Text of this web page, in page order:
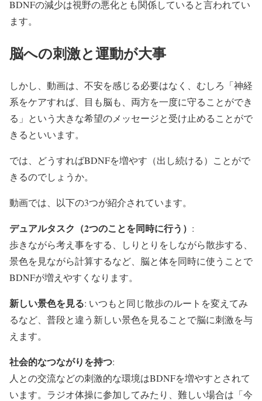
BDNFの減少は視野の悪化とも関係していると言われてい
ます。
脳への刺激と運動が大事
しかし、動画は、不安を感じる必要はなく、むしろ「神経
系をケアすれば、目も脳も、両方を一度に守ることができ
る」という大きな希望のメッセージと受け止めることがで
きるといいます。
では、どうすればBDNFを増やす（出し続ける）ことがで
きるのでしょうか。
動画では、以下の3つが紹介されています。
デュアルタスク（2つのことを同時に行う） :
歩きながら考え事をする、しりとりをしながら散歩する、
景色を見ながら計算するなど、脳と体を同時に使うことで
BDNFが増えやすくなります。
新しい景色を見る: いつもと同じ散歩のルートを変えてみ
るなど、普段と違う新しい景色を見ることで脳に刺激を与
えます。
社会的なつながりを持つ:
人との交流などの刺激的な環境はBDNFを増やすとされて
います。ラジオ体操に参加してみたり、難しい場合は「今